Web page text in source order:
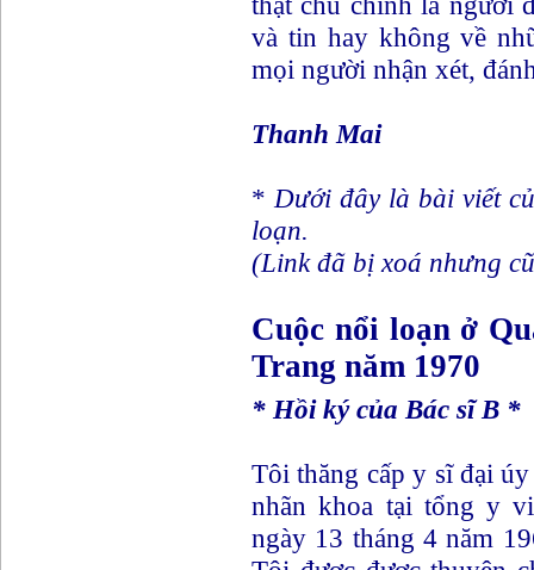
và tin hay không về
mọi người nhận xét,
Thanh Mai
* Dưới đây là bài viết
loạn.
(Link đã bị xoá nhưng
Cuộc nổi loạn ở
Trang năm 1970
* Hồi ký của Bác sĩ B *
Tôi thăng cấp y sĩ đại
nhãn khoa tại tổng y
ngày 13 tháng 4 năm